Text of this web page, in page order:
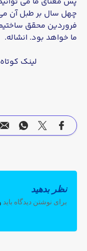
فروردین محقق
ما خواهد بود. انشاله.
نظر بدهید
برای نوشتن دیدگاه باید